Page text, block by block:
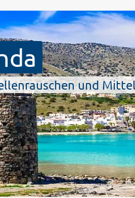
und